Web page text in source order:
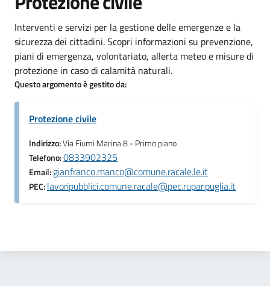
Interventi e servizi per la gestione delle emergenze e la
sicurezza dei cittadini. Scopri informazioni su prevenzione,
piani di emergenza, volontariato, allerta meteo e misure di
protezione in caso di calamità naturali.
Questo argomento è gestito da:
Protezione civile
Indirizzo:Via Fiumi Marina 8 - Primo piano
Telefono:0833902325
Email:gianfranco.manco@comune.racale.le.it
PEC:lavoripubblici.comune.racale@pec.rupar.puglia.it